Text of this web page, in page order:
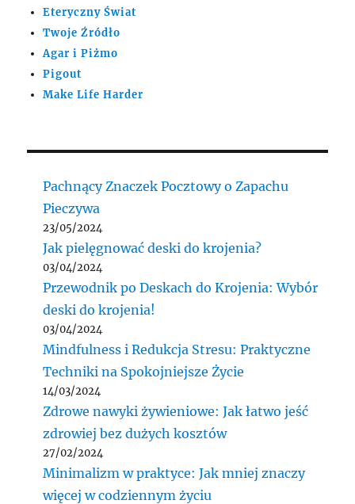
Eteryczny Świat
Twoje Źródło
Agar i Piżmo
Pigout
Make Life Harder
Pachnący Znaczek Pocztowy o Zapachu
Pieczywa
23/05/2024
Jak pielęgnować deski do krojenia?
03/04/2024
Przewodnik po Deskach do Krojenia: Wybór
deski do krojenia!
03/04/2024
Mindfulness i Redukcja Stresu: Praktyczne
Techniki na Spokojniejsze Życie
14/03/2024
Zdrowe nawyki żywieniowe: Jak łatwo jeść
zdrowiej bez dużych kosztów
27/02/2024
Minimalizm w praktyce: Jak mniej znaczy
więcej w codziennym życiu